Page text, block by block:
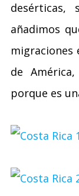
desérticas,
añadimos
migraciones
de
porque es